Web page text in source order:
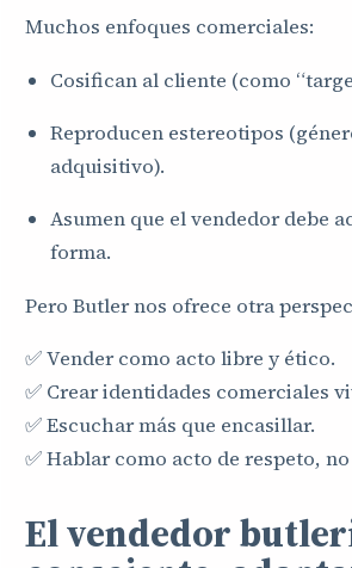
Muchos enfoques comerciales:
Cosifican al cliente (como
Reproducen estereotipos
adquisitivo).
Asumen que el vendedor debe
forma.
Pero Butler nos ofrece otra
✅ Vender como acto libre y ético.
✅ Crear identidades comerciales
✅ Escuchar más que encasillar.
✅ Hablar como acto de respeto,
El vendedor